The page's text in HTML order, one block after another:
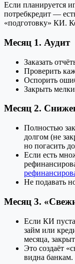
Если планируется
потребкредит —
«подготовку» КИ.
Месяц 1. Аудит
Заказать
Проверить
Оспорить
Закрыть
Месяц 2.
Полностью
долгом (не
но погасить
Если есть
Не подавать
Месяц 3.
Если КИ
займ или
месяца,
Это создаёт
видна банкам.